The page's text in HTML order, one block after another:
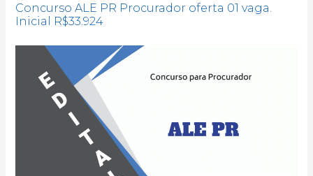
Concurso ALE PR Procurador oferta 01 vaga.
Inicial R$33.924